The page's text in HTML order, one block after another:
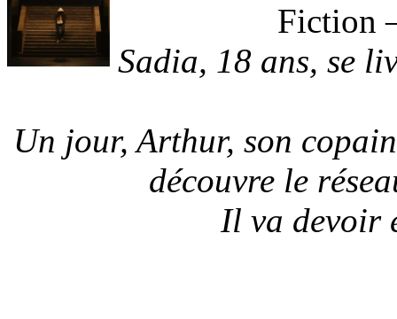
Fiction
Sadia, 18 ans, se
Un jour, Arthur, son
découvre le
Il va devoir